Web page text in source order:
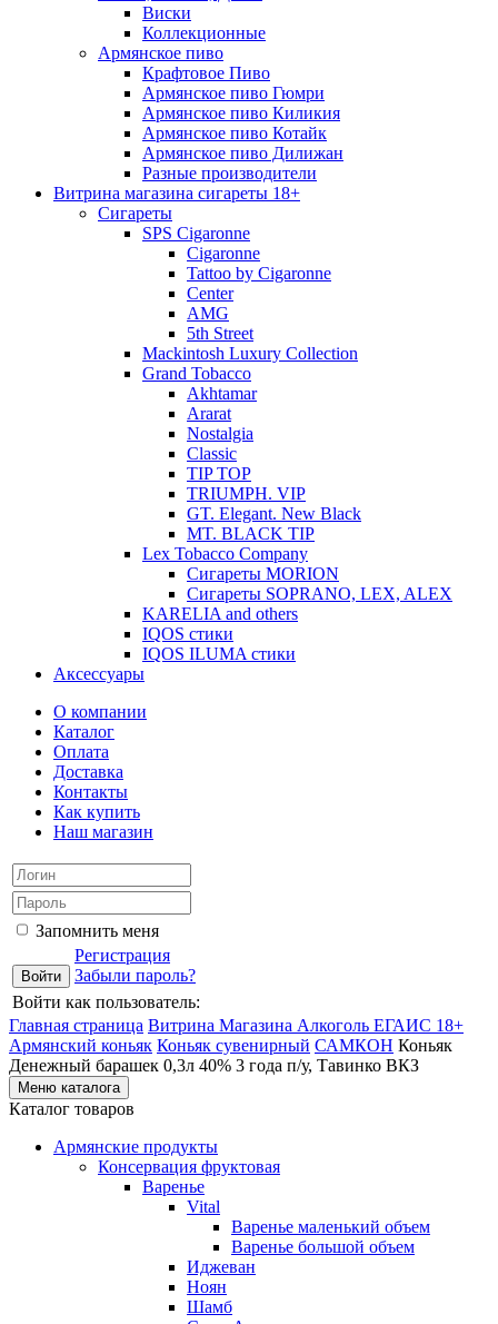
Виски
Коллекционные
Армянское пиво
Крафтовое Пиво
Армянское пиво Гюмри
Армянское пиво Киликия
Армянское пиво Котайк
Армянское пиво Дилижан
Разные производители
Витрина магазина сигареты 18+
Cигареты
SPS Cigaronne
Сigaronne
Tattoo by Cigaronne
Center
AMG
5th Street
Mackintosh Luxury Collection
Grand Tobacco
Akhtamar
Ararat
Nostalgia
Classic
TIP TOP
TRIUMPH. VIP
GT. Elegant. New Black
MT. BLACK TIP
Lex Tobacco Company
Сигареты MORION
Сигареты SOPRANO, LEX, ALEX
KARELIA and others
IQOS стики
IQOS ILUMA стики
Аксессуары
О компании
Каталог
Оплата
Доставка
Контакты
Как купить
Наш магазин
Запомнить меня
Регистрация
Забыли пароль?
Войти как пользователь:
Главная страница Витрина Магазина Алкоголь ЕГАИС 18+
Армянский коньяк Коньяк сувенирный САМКОН Коньяк
Денежный барашек 0,3л 40% 3 года п/у, Тавинко ВКЗ
Меню каталога
Каталог товаров
Армянские продукты
Консервация фруктовая
Варенье
Vital
Варенье маленький объем
Варенье большой объем
Иджеван
Ноян
Шамб